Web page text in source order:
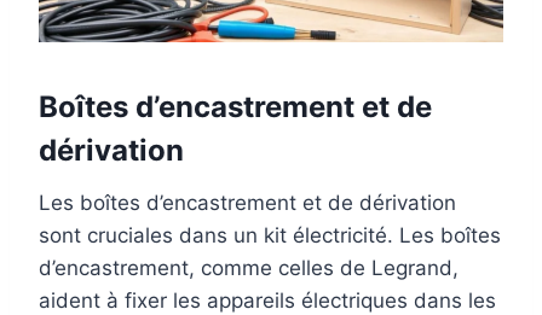
Boîtes d’encastrement et de
dérivation
Les boîtes d’encastrement et de dérivation
sont cruciales dans un kit électricité. Les boîtes
d’encastrement, comme celles de Legrand,
aident à fixer les appareils électriques dans les